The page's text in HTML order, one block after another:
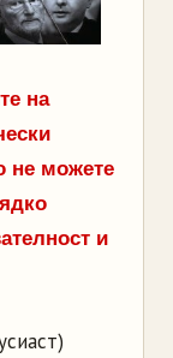
на
не можете
и